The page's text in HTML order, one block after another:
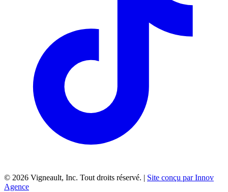
© 2026 Vigneault, Inc. Tout droits réservé. | Site conçu par Innov
Agence